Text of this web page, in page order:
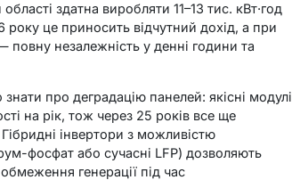
здатна виробляти 11–13 тис. кВт·год
це приносить відчутний дохід, а при
незалежність у денні години та
про деградацію панелей: якісні модулі
на рік, тож через 25 років все ще
інвертори з можливістю
фосфат або сучасні LFP) дозволяють
генерації під час